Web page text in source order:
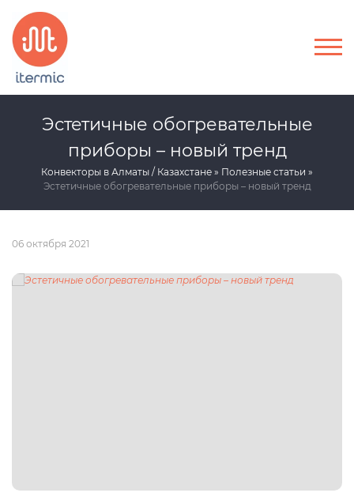
Эстетичные обогревательные
приборы – новый тренд
Конвекторы в Алматы / Казахстане
Полезные статьи
Эстетичные обогревательные приборы – новый тренд
06 октября 2021